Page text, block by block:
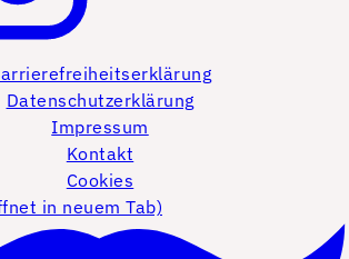
Datenschutzerklärung
Impressum
Kontakt
Cookies
in neuem Tab)